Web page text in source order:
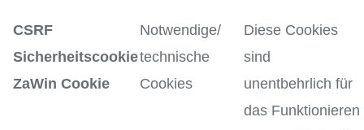
CSRF
Sicherheitscookie
ZaWin Cookie
Notwendige/
technische
Cookies
Diese Cookies
sind
unentbehrlich für
das Funktionieren